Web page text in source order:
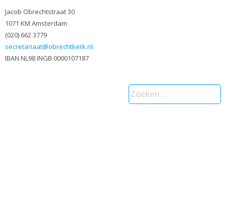
Jacob Obrechtstraat 30
1071 KM Amsterdam
(020) 662 3779
secretariaat@obrechtkerk.nl
IBAN NL98 INGB 0000107187
Zoeken
naar: